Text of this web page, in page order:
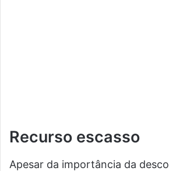
lRecurso escasso
Apesar da importância da